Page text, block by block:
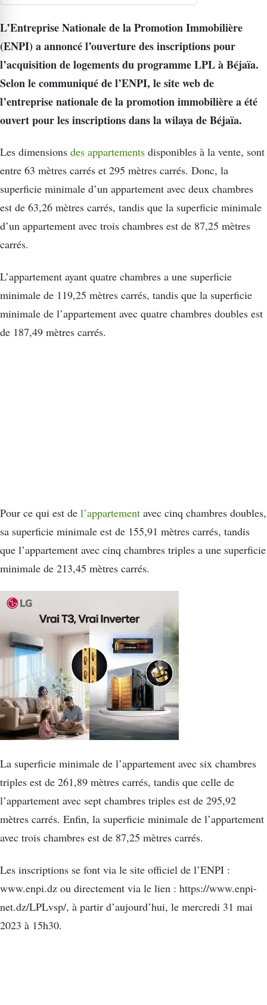
L’Entreprise Nationale de la Promotion Immobilière
(ENPI) a annoncé l’ouverture des inscriptions pour
l’acquisition de logements du programme LPL à Béjaïa.
Selon le communiqué de l’ENPI, le site web de
l’entreprise nationale de la promotion immobilière a été
ouvert pour les inscriptions dans la wilaya de Béjaïa.
Les dimensions des appartements disponibles à la vente, sont
entre 63 mètres carrés et 295 mètres carrés. Donc, la
superficie minimale d’un appartement avec deux chambres
est de 63,26 mètres carrés, tandis que la superficie minimale
d’un appartement avec trois chambres est de 87,25 mètres
carrés.
L’appartement ayant quatre chambres a une superficie
minimale de 119,25 mètres carrés, tandis que la superficie
minimale de l’appartement avec quatre chambres doubles est
de 187,49 mètres carrés.
Pour ce qui est de l’appartement avec cinq chambres doubles,
sa superficie minimale est de 155,91 mètres carrés, tandis
que l’appartement avec cinq chambres triples a une superficie
minimale de 213,45 mètres carrés.
La superficie minimale de l’appartement avec six chambres
triples est de 261,89 mètres carrés, tandis que celle de
l’appartement avec sept chambres triples est de 295,92
mètres carrés. Enfin, la superficie minimale de l’appartement
avec trois chambres est de 87,25 mètres carrés.
Les inscriptions se font via le site officiel de l’ENPI :
www.enpi.dz ou directement via le lien : https://www.enpi-
net.dz/LPLvsp/, à partir d’aujourd’hui, le mercredi 31 mai
2023 à 15h30.